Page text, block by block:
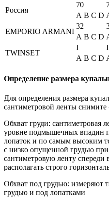
Россия
70
A B C D
EMPORIO ARMANI
32
A B C D
TWINSET
I
A B C D
Определение размера
Для определения размера
сантиметровой ленты снимите
Обхват груди: сантиметровая
уровне подмышечных впадин
лопаток и по самым высоким
с низко опущенной грудью
сантиметровую ленту спереди
располагать строго
Обхват под грудью: измеряют
грудью и под лопатками